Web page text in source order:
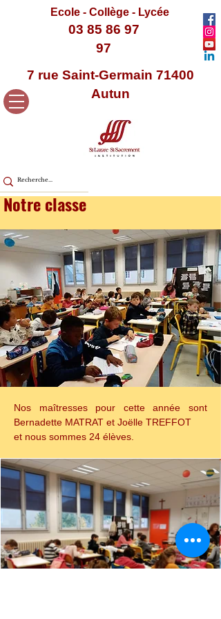
Ecole - Collège - Lycée
03 85 86 97
97
7 rue Saint-Germain 71400
Autun
Notre classe
Bernadette MATRAT et Joëlle TREFFOT
et nous sommes 24 élèves.